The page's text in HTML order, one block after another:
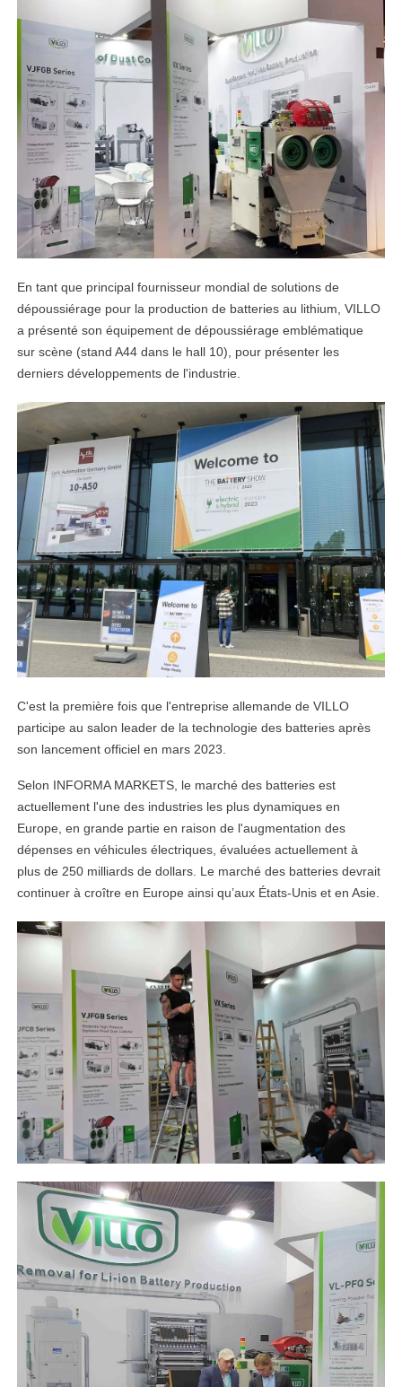
En tant que principal fournisseur mondial de solutions de
dépoussiérage pour la production de batteries au lithium, VILLO
a présenté son équipement de dépoussiérage emblématique
sur scène (stand A44 dans le hall 10), pour présenter les
derniers développements de l'industrie.
C'est la première fois que l'entreprise allemande de VILLO
participe au salon leader de la technologie des batteries après
son lancement officiel en mars 2023.
Selon INFORMA MARKETS, le marché des batteries est
actuellement l'une des industries les plus dynamiques en
Europe, en grande partie en raison de l'augmentation des
dépenses en véhicules électriques, évaluées actuellement à
plus de 250 milliards de dollars. Le marché des batteries devrait
continuer à croître en Europe ainsi qu’aux États-Unis et en Asie.